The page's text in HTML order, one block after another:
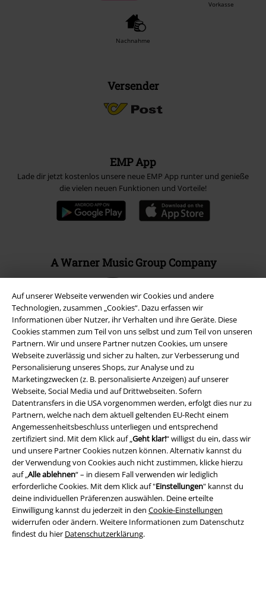
Auf unserer Webseite verwenden wir Cookies und andere
Technologien, zusammen „Cookies“. Dazu erfassen wir
Informationen über Nutzer, ihr Verhalten und ihre Geräte. Diese
Cookies stammen zum Teil von uns selbst und zum Teil von unseren
Partnern. Wir und unsere Partner nutzen Cookies, um unsere
Webseite zuverlässig und sicher zu halten, zur Verbesserung und
Personalisierung unseres Shops, zur Analyse und zu
Marketingzwecken (z. B. personalisierte Anzeigen) auf unserer
Webseite, Social Media und auf Drittwebseiten. Sofern
Datentransfers in die USA vorgenommen werden, erfolgt dies nur zu
Partnern, welche nach dem aktuell geltenden EU-Recht einem
Angemessenheitsbeschluss unterliegen und entsprechend
zertifiziert sind. Mit dem Klick auf „Geht klar!“ willigst du ein, dass wir
und unsere Partner Cookies nutzen können. Alternativ kannst du
der Verwendung von Cookies auch nicht zustimmen, klicke hierzu
auf „Alle ablehnen“ – in diesem Fall verwenden wir lediglich
erforderliche Cookies. Mit dem Klick auf "Einstellungen" kannst du
deine individuellen Präferenzen auswählen. Deine erteilte
Einwilligung kannst du jederzeit in den Cookie-Einstellungen
widerrufen oder ändern. Weitere Informationen zum Datenschutz
findest du hier Datenschutzerklärung.
Vorkasse
Nachnahme
Versender
EMP App
Lade dir jetzt kostenlos unsere neue EMP App runter und genieße
die vielen neuen Funktionen und Vorteile!
A Warner Music Group Company
Rechtliches
AGB
Impressum
Datenschutz
Entsorgung und Umweltschutz